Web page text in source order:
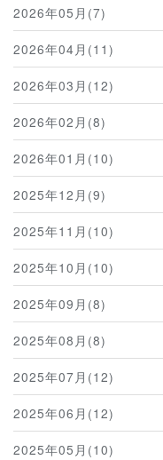
2026年05月(7)
2026年04月(11)
2026年03月(12)
2026年02月(8)
2026年01月(10)
2025年12月(9)
2025年11月(10)
2025年10月(10)
2025年09月(8)
2025年08月(8)
2025年07月(12)
2025年06月(12)
2025年05月(10)